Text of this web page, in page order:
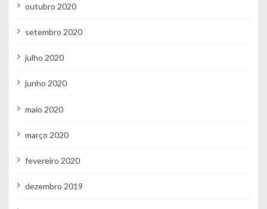
outubro 2020
setembro 2020
julho 2020
junho 2020
maio 2020
março 2020
fevereiro 2020
dezembro 2019